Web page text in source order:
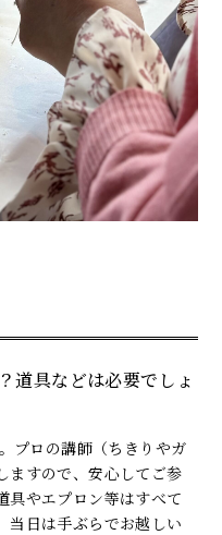
道具などは必要でしょ
プロの講師（ちきりやガ
ますので、安心してご参
具やエプロン等はすべて
当日は手ぶらでお越しい